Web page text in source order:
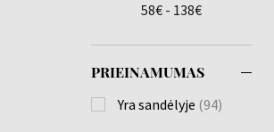
58€ - 138€
PRIEINAMUMAS
Yra sandėlyje (94)